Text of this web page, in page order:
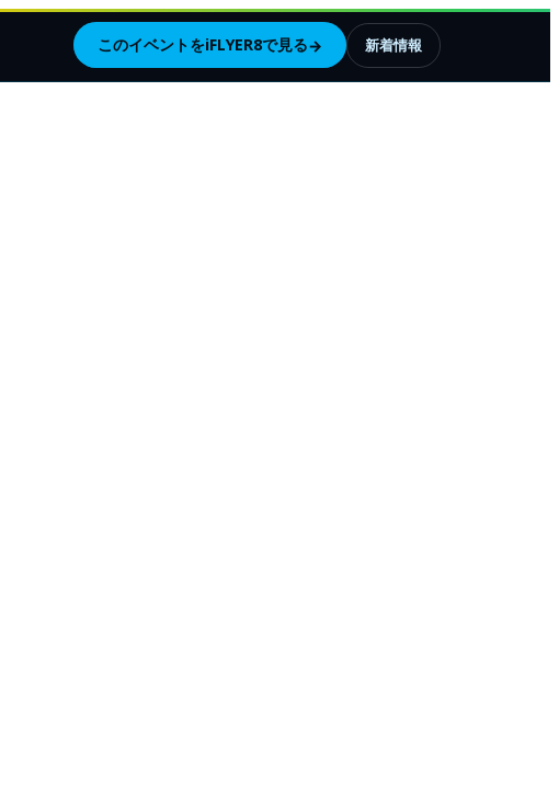
このイベントをiFLYER8で見る→ 新着情報